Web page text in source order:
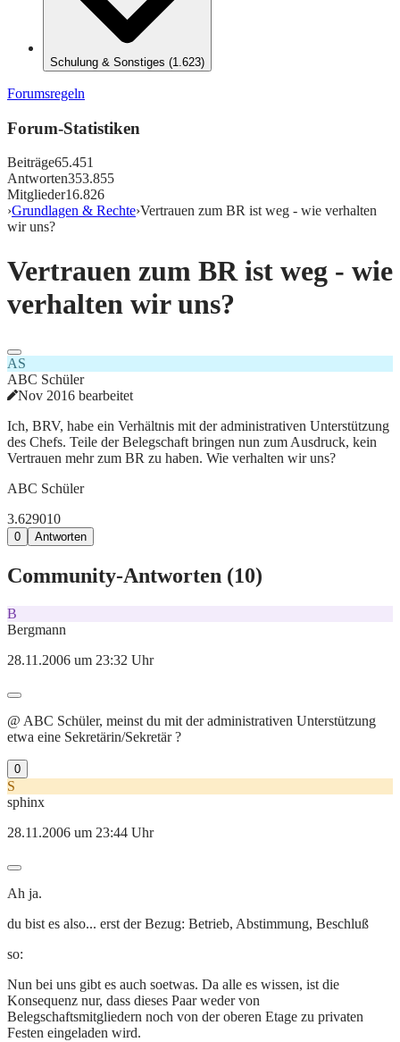
Schulung & Sonstiges (1.623)
Forumsregeln
Forum-Statistiken
Beiträge65.451
Antworten353.855
Mitglieder16.826
›Grundlagen & Rechte›Vertrauen zum BR ist weg - wie verhalten
wir uns?
Vertrauen zum BR ist weg - wie
verhalten wir uns?
AS
ABC Schüler
Nov 2016 bearbeitet
Ich, BRV, habe ein Verhältnis mit der administrativen Unterstützung
des Chefs. Teile der Belegschaft bringen nun zum Ausdruck, kein
Vertrauen mehr zum BR zu haben. Wie verhalten wir uns?
ABC Schüler
3.629010
0 Antworten
Community-Antworten (10)
B
Bergmann
28.11.2006 um 23:32 Uhr
@ ABC Schüler, meinst du mit der administrativen Unterstützung
etwa eine Sekretärin/Sekretär ?
0
S
sphinx
28.11.2006 um 23:44 Uhr
Ah ja.
du bist es also... erst der Bezug: Betrieb, Abstimmung, Beschluß
so:
Nun bei uns gibt es auch soetwas. Da alle es wissen, ist die
Konsequenz nur, dass dieses Paar weder von
Belegschaftsmitgliedern noch von der oberen Etage zu privaten
Festen eingeladen wird.